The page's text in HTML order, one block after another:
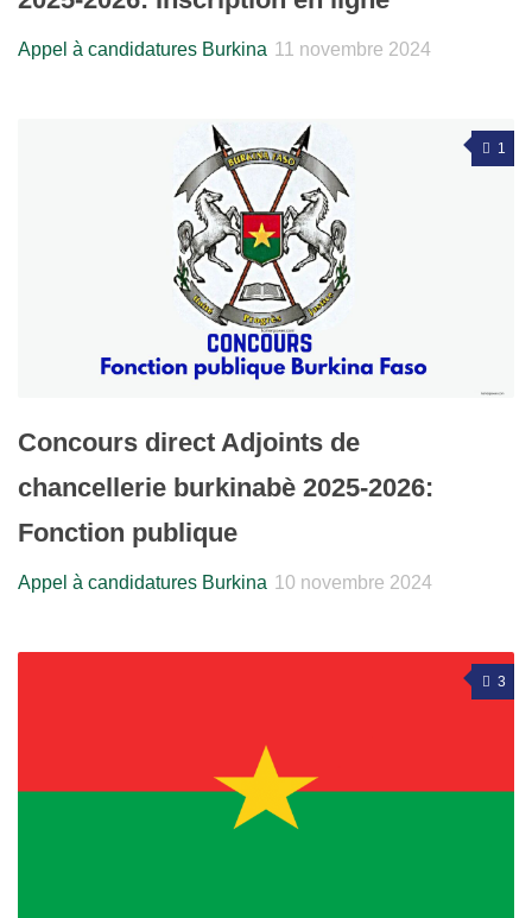
Appel à candidatures Burkina 11 novembre 2024
1
Concours direct Adjoints de
chancellerie burkinabè 2025-2026:
Fonction publique
Appel à candidatures Burkina 10 novembre 2024
3